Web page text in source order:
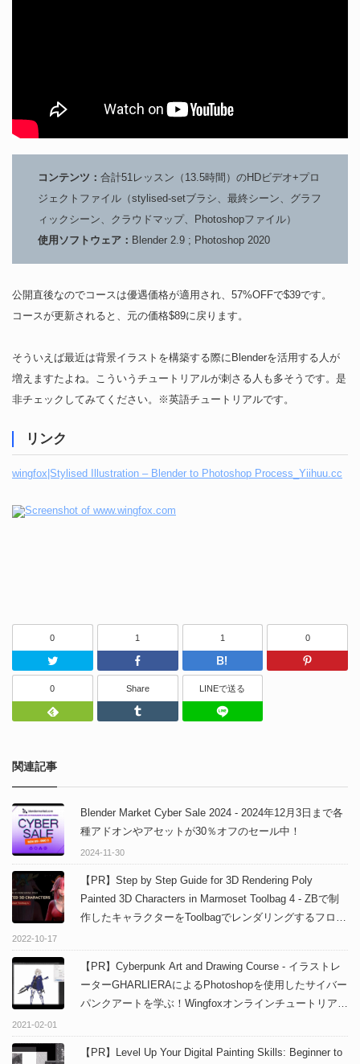
コンテンツ： 合計51レッスン（13.5時間）のHDビデオ+プロ
ジェクトファイル（stylised-setブラシ、最終シーン、グラフ
ィックシーン、クラウドマップ、Photoshopファイル）
使用ソフトウェア： Blender 2.9 ; Photoshop 2020
公開直後なのでコースは優遇価格が適用され、57%OFFで$39です。
コースが更新されると、元の価格$89に戻ります。
そういえば最近は背景イラストを構築する際にBlenderを活用する人が
増えますたよね。こういうチュートリアルが刺さる人も多そうです。是
非チェックしてみてください。※英語チュートリアルです。
リンク
wingfox|Stylised Illustration – Blender to Photoshop Process_Yiihuu.cc
0
Twitter
1
Facebook
1
はてなブッ
0
0
Feedly
Share
Tumblr
LINEで送る
関連記事
Blender Market Cyber Sale 2024 - 2024年12月3日まで各
種アドオンやアセットが30％オフのセール中！
2024-11-30
【PR】Step by Step Guide for 3D Rendering Poly
Painted 3D Characters in Marmoset Toolbag 4 - ZBで制
作したキャラクターをToolbagでレンダリングするフロー
2022-10-17
【PR】Cyberpunk Art and Drawing Course - イラストレ
ーターGHARLIERAによるPhotoshopを使用したサイバー
パンクアートを学ぶ！Wingfoxオンラインチュートリアル
2021-02-01
【PR】Level Up Your Digital Painting Skills: Beginner to